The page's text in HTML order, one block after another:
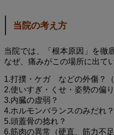
当院の考え方
当院では、「根本原因」を徹
なぜ、痛みがこの場所に出て
1.打撲・ケガ などの外傷？（
2.使いすぎ・くせ・姿勢の偏
3.内臓の虚弱？
4.ホルモンバランスのみだれ？
5.頭蓋骨の捻れ？
6.筋肉の異常（硬直、筋力不足